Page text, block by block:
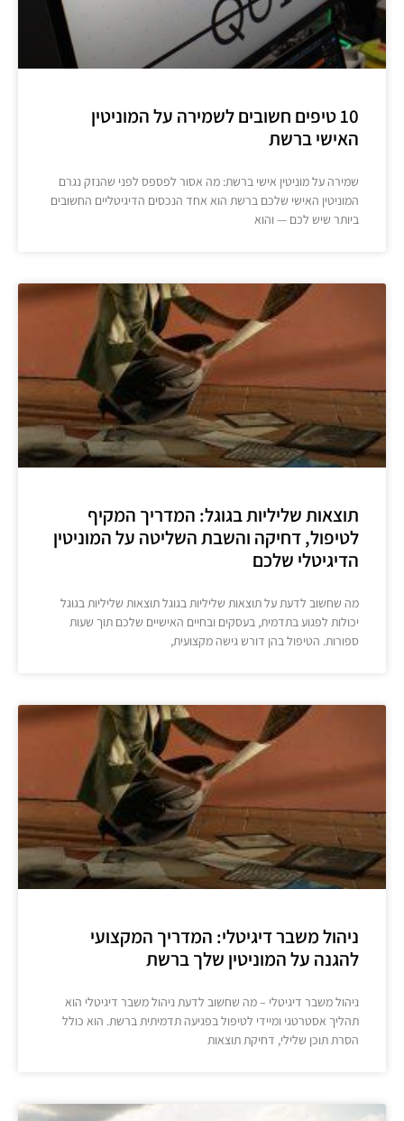
10 טיפים חשובים לשמירה על המוניטין
האישי ברשת
שמירה על מוניטין אישי ברשת: מה אסור לפספס לפני שהנזק נגרם
המוניטין האישי שלכם ברשת הוא אחד הנכסים הדיגיטליים החשובים
ביותר שיש לכם — והוא
תוצאות שליליות בגוגל: המדריך המקיף
לטיפול, דחיקה והשבת השליטה על המוניטין
הדיגיטלי שלכם
מה שחשוב לדעת על תוצאות שליליות בגוגל תוצאות שליליות בגוגל
יכולות לפגוע בתדמית, בעסקים ובחיים האישיים שלכם תוך שעות
ספורות. הטיפול בהן דורש גישה מקצועית,
ניהול משבר דיגיטלי: המדריך המקצועי
להגנה על המוניטין שלך ברשת
ניהול משבר דיגיטלי – מה שחשוב לדעת ניהול משבר דיגיטלי הוא
תהליך אסטרטגי ומיידי לטיפול בפגיעה תדמיתית ברשת. הוא כולל
הסרת תוכן שלילי, דחיקת תוצאות